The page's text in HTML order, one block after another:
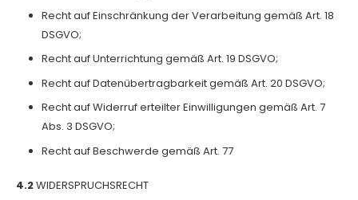
Recht auf Einschränkung der Verarbeitung gemäß Art. 18
DSGVO;
Recht auf Unterrichtung gemäß Art. 19 DSGVO;
Recht auf Datenübertragbarkeit gemäß Art. 20 DSGVO;
Recht auf Widerruf erteilter Einwilligungen gemäß Art. 7
Abs. 3 DSGVO;
Recht auf Beschwerde gemäß Art. 77
4.2WIDERSPRUCHSRECHT